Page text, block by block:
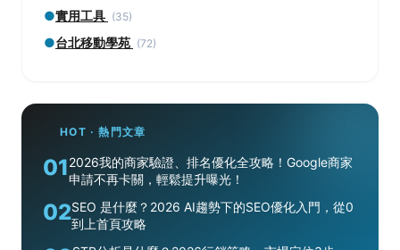
●實用工具 (35)
●台北移動學苑 (72)
HOT · 熱門文章
012026我的商家驗證、排名優化全攻略！Google商家
申請不再卡關，輕鬆提升曝光！
02SEO 是什麼？2026 AI趨勢下的SEO優化入門，從0
到上首頁攻略